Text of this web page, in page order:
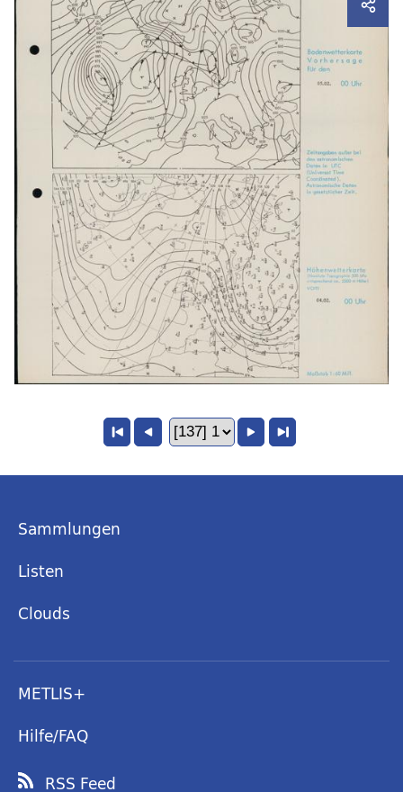
Sammlungen
Listen
Clouds
METLIS+
Hilfe/FAQ
RSS Feed